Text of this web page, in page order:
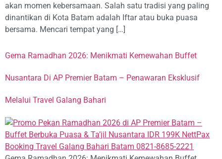
akan momen kebersamaan. Salah satu tradisi yang paling
dinantikan di Kota Batam adalah Iftar atau buka puasa
bersama. Mencari tempat yang […]
Gema Ramadhan 2026: Menikmati Kemewahan Buffet
Nusantara Di AP Premier Batam – Penawaran Eksklusif
Melalui Travel Galang Bahari